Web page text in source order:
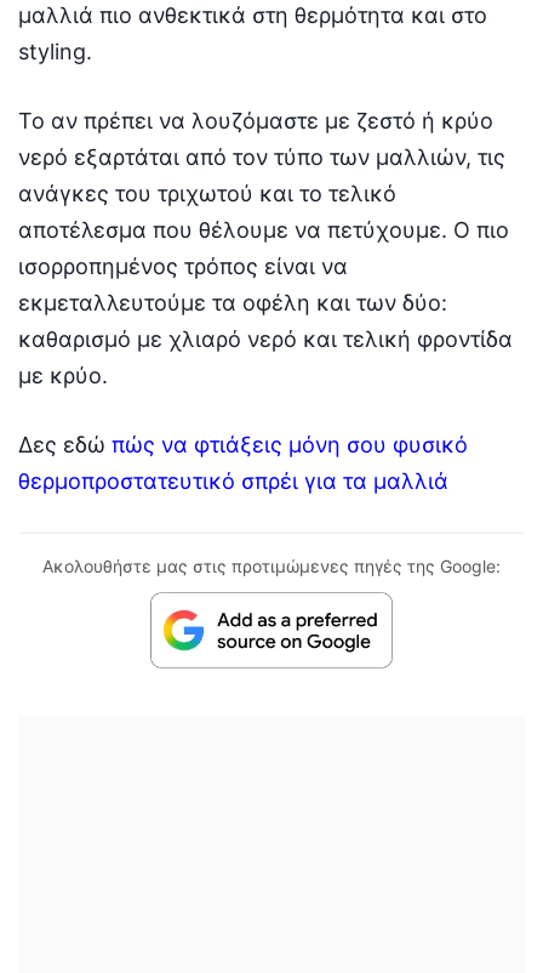
μαλλιά πιο ανθεκτικά στη θερμότητα και στο
styling.
Το αν πρέπει να λουζόμαστε με ζεστό ή κρύο
νερό εξαρτάται από τον τύπο των μαλλιών, τις
ανάγκες του τριχωτού και το τελικό
αποτέλεσμα που θέλουμε να πετύχουμε. Ο πιο
ισορροπημένος τρόπος είναι να
εκμεταλλευτούμε τα οφέλη και των δύο:
καθαρισμό με χλιαρό νερό και τελική φροντίδα
με κρύο.
Δες εδώ πώς να φτιάξεις μόνη σου φυσικό
θερμοπροστατευτικό σπρέι για τα μαλλιά
Ακολουθήστε μας στις προτιμώμενες πηγές της Google: